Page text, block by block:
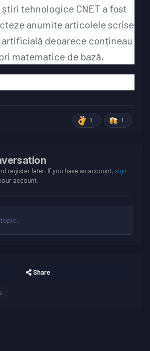
tehnologice CNET a fost
anumite articolele scrise
deoarece conțineau
matematice de bază.
1 1
register later. If you have an account, sign
account.
Share
0